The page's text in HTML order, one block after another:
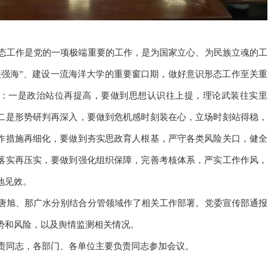
工作是党的一项极端重要的工作，是为国家立心、为民族立魂的工
海”、建设一流海洋大学的重要窗口期，做好意识形态工作至关重
一是政治站位再提高，要做到思想认识往上提，理论武装往实里
是形势研判再深入，要做到危机感时刻装在心，立场时刻站得稳，
措施再细化，要做到夯实思政育人根基，严守各类风险关口，健全
实再压实，要做到强化组织保障，完善考核体系，严实工作作风，
效。
旭、那广水分别结合分管领域作了相关工作部署。党委宣传部通报
风险，以及舆情监测相关情况。
同志，各部门、各单位主要负责同志参加会议。